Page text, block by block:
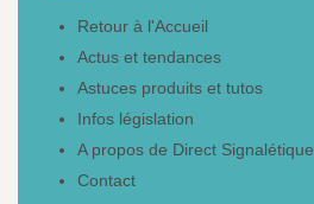
Retour à l'Accueil
Actus et tendances
Astuces produits et tutos
Infos législation
A propos de Direct Signalétique
Contact